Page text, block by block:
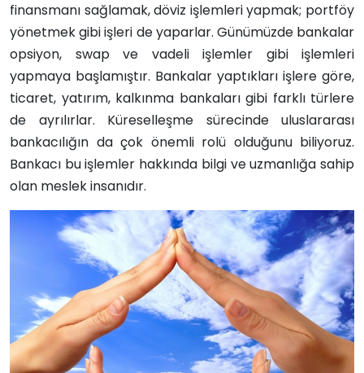
finansmanı sağlamak, döviz işlemleri yapmak; portföy
yönetmek gibi işleri de yaparlar. Günümüzde bankalar
opsiyon, swap ve vadeli işlemler gibi işlemleri
yapmaya başlamıştır. Bankalar yaptıkları işlere göre,
ticaret, yatırım, kalkınma bankaları gibi farklı türlere
de ayrılırlar. Küreselleşme sürecinde uluslararası
bankacılığın da çok önemli rolü olduğunu biliyoruz.
Bankacı bu işlemler hakkında bilgi ve uzmanlığa sahip
olan meslek insanıdır.